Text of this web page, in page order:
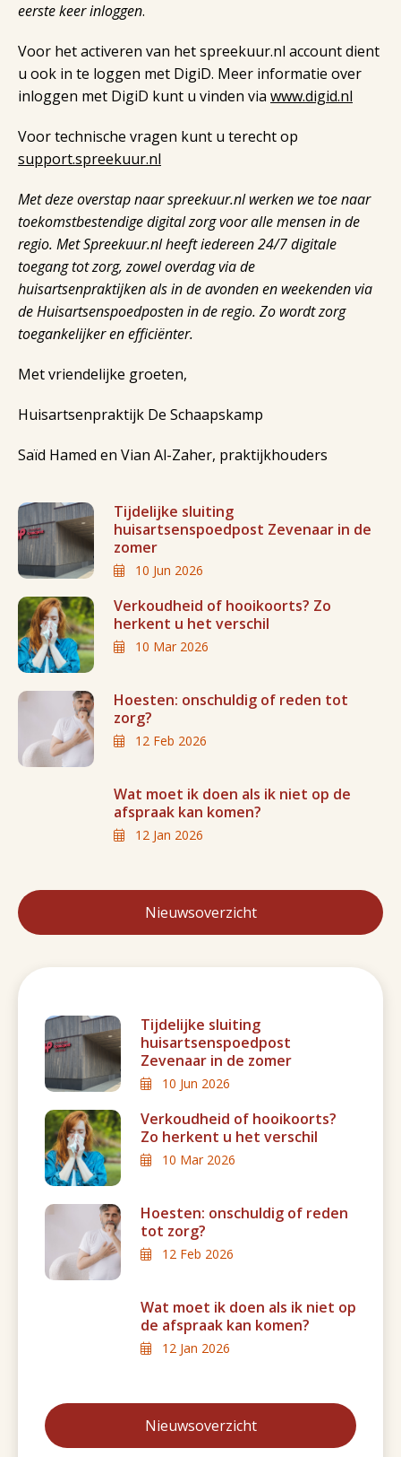
eerste keer inloggen.
Voor het activeren van het spreekuur.nl account dient
u ook in te loggen met DigiD. Meer informatie over
inloggen met DigiD kunt u vinden via www.digid.nl
Voor technische vragen kunt u terecht op
support.spreekuur.nl
Met deze overstap naar spreekuur.nl werken we toe naar
toekomstbestendige digital zorg voor alle mensen in de
regio. Met Spreekuur.nl heeft iedereen 24/7 digitale
toegang tot zorg, zowel overdag via de
huisartsenpraktijken als in de avonden en weekenden via
de Huisartsenspoedposten in de regio. Zo wordt zorg
toegankelijker en efficiënter.
Met vriendelijke groeten,
Huisartsenpraktijk De Schaapskamp
Saïd Hamed en Vian Al-Zaher, praktijkhouders
Tijdelijke sluiting
huisartsenspoedpost Zevenaar in de
zomer
10 Jun 2026
Verkoudheid of hooikoorts? Zo
herkent u het verschil
10 Mar 2026
Hoesten: onschuldig of reden tot
zorg?
12 Feb 2026
Wat moet ik doen als ik niet op de
afspraak kan komen?
12 Jan 2026
Nieuwsoverzicht
Tijdelijke sluiting
huisartsenspoedpost
Zevenaar in de zomer
10 Jun 2026
Verkoudheid of hooikoorts?
Zo herkent u het verschil
10 Mar 2026
Hoesten: onschuldig of reden
tot zorg?
12 Feb 2026
Wat moet ik doen als ik niet op
de afspraak kan komen?
12 Jan 2026
Nieuwsoverzicht